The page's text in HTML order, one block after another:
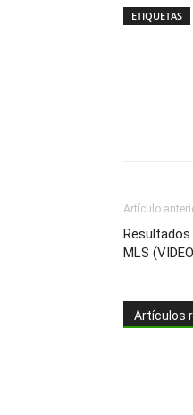
ETIQUETAS
Artículo
MLS
Artículos